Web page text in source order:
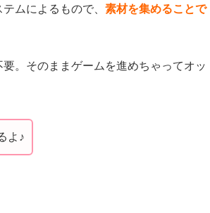
ムによるもので、 素材を集めることで
。そのままゲームを進めちゃってオッ
よ♪